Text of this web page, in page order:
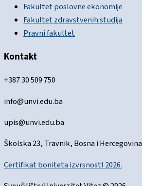
Fakultet poslovne ekonomije
Fakultet zdravstvenih studija
Pravni fakultet
Kontakt
+387 30 509 750
info@unvi.edu.ba
upis@unvi.edu.ba
Školska 23, Travnik, Bosna i Hercegovina
Certifikat boniteta izvrsnostI 2026.